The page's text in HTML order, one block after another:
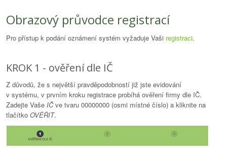
Obrazový průvodce registrací
Pro přístup k podání oznámení systém vyžaduje Vaši registraci.
KROK 1 - ověření dle IČ
Z důvodů, že s největší pravděpodobností již jste evidování
v systému, v prvním kroku registrace probíhá ověření firmy dle IČ.
Zadejte Vaše IČve tvaru 00000000 (osmi místné číslo) a kliknite na
tlačítko OVĚŘIT.